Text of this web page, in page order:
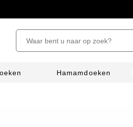
Hamamdoeken